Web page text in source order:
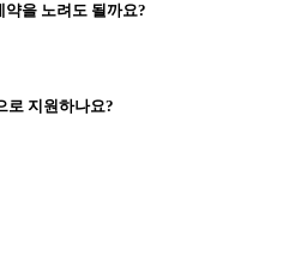
을 노려도 될까요?
로 지원하나요?